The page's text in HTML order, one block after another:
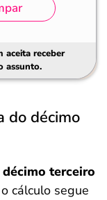
aceita receber
assunto.
do décimo
terceiro​
cálculo segue